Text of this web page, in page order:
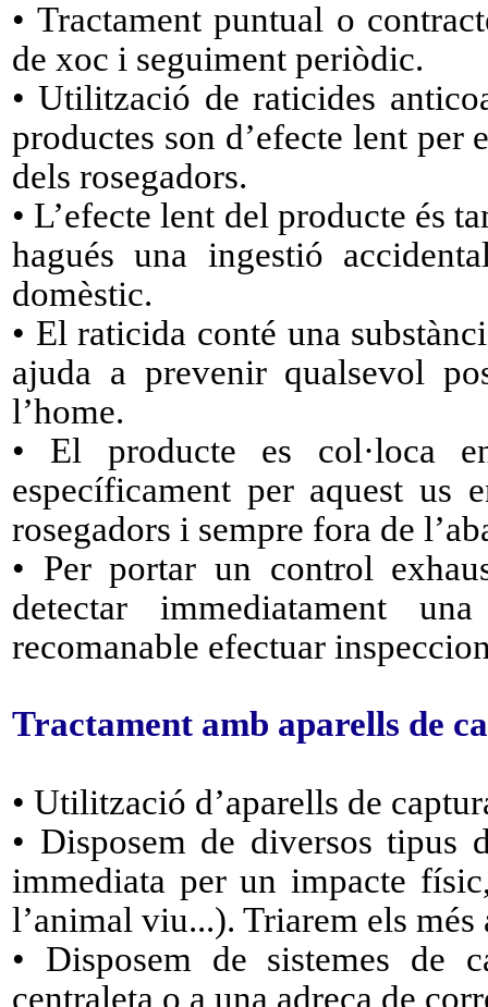
• Tractament puntual o
de xoc i seguiment periòdic.
• Utilització de raticides
productes son d’efecte lent
dels rosegadors.
• L’efecte lent del producte és
hagués una ingestió
domèstic.
• El raticida conté una
ajuda a prevenir qualsevol
l’home.
• El producte es col·loca
específicament per aquest us
rosegadors i sempre fora de
• Per portar un control
detectar immediatament
recomanable efectuar
Tractament amb aparells de
• Utilització d’aparells de
• Disposem de diversos tipus
immediata per un impacte
l’animal viu...). Triarem els
• Disposem de sistemes de
centraleta o a una adreça de